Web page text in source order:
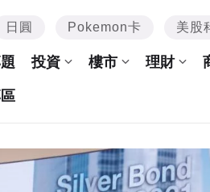
日圓 Pokemon卡 美股
投資 樓市 理財